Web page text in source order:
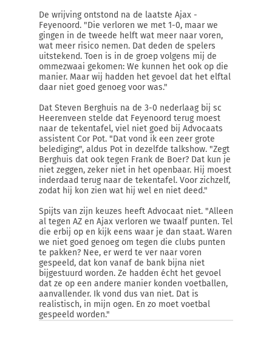
De wrijving ontstond na de laatste Ajax -
Feyenoord. "Die verloren we met 1-0, maar we
gingen in de tweede helft wat meer naar voren,
wat meer risico nemen. Dat deden de spelers
uitstekend. Toen is in de groep volgens mij de
ommezwaai gekomen: We kunnen het ook op die
manier. Maar wij hadden het gevoel dat het elftal
daar niet goed genoeg voor was."
Dat Steven Berghuis na de 3-0 nederlaag bij sc
Heerenveen stelde dat Feyenoord terug moest
naar de tekentafel, viel niet goed bij Advocaats
assistent Cor Pot. "Dat vond ik een zeer grote
belediging", aldus Pot in dezelfde talkshow. "Zegt
Berghuis dat ook tegen Frank de Boer? Dat kun je
niet zeggen, zeker niet in het openbaar. Hij moest
inderdaad terug naar de tekentafel. Voor zichzelf,
zodat hij kon zien wat hij wel en niet deed."
Spijts van zijn keuzes heeft Advocaat niet. "Alleen
al tegen AZ en Ajax verloren we twaalf punten. Tel
die erbij op en kijk eens waar je dan staat. Waren
we niet goed genoeg om tegen die clubs punten
te pakken? Nee, er werd te ver naar voren
gespeeld, dat kon vanaf de bank bijna niet
bijgestuurd worden. Ze hadden écht het gevoel
dat ze op een andere manier konden voetballen,
aanvallender. Ik vond dus van niet. Dat is
realistisch, in mijn ogen. En zo moet voetbal
gespeeld worden."